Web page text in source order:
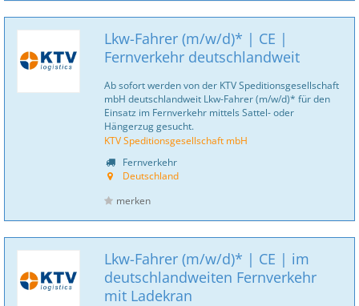
Lkw-Fahrer (m/w/d)* | CE |
Fernverkehr deutschlandweit
Ab sofort werden von der KTV Speditionsgesellschaft
mbH deutschlandweit Lkw-Fahrer (m/w/d)* für den
Einsatz im Fernverkehr mittels Sattel- oder
Hängerzug gesucht.
KTV Speditionsgesellschaft mbH
Fernverkehr
Deutschland
merken
Lkw-Fahrer (m/w/d)* | CE | im
deutschlandweiten Fernverkehr
mit Ladekran